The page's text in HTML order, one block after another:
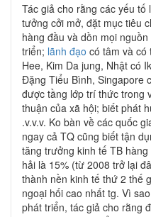
Tác giả cho rằng các yếu
tưởng cởi mở, đặt mục tiêu
hàng đầu và dồn mọi
triển; lãnh đạo có tâm và có
Hee, Kim Da jung, Nhật có
Đặng Tiểu Bình, Singapore
được tầng lớp trí thức trong
thuận của xã hội; biết phát
.v.v.v. Ko bàn về các quốc
ngay cả TQ cũng biết tận
tăng trưởng kinh tế TB
hải là 15% (từ 2008 trở lại
thành nền kinh tế thứ 2 thế
ngoại hối cao nhất tg. Vì
phát triển, tác giả cho rằng